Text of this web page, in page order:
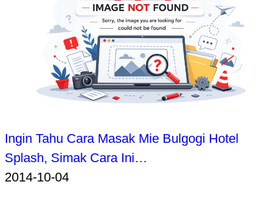
Ingin Tahu Cara Masak Mie Bulgogi Hotel
Splash, Simak Cara Ini…
2014-10-04